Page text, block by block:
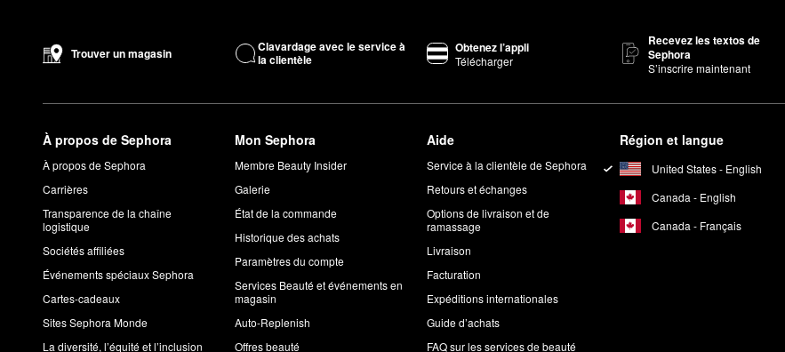
Trouver un magasin
Clavardage avec le service à
la clientèle
Obtenez l’appli
Télécharger
Recevez les textos de
Sephora
S’inscrire maintenant
À propos de Sephora
À propos de Sephora
Carrières
Transparence de la chaîne
logistique
Sociétés affiliées
Événements spéciaux Sephora
Cartes-cadeaux
Sites Sephora Monde
La diversité, l’équité et l’inclusion
Mon Sephora
Membre Beauty Insider
Galerie
État de la commande
Historique des achats
Paramètres du compte
Services Beauté et événements en
magasin
Auto-Replenish
Offres beauté
Aide
Service à la clientèle de Sephora
Retours et échanges
Options de livraison et de
ramassage
Livraison
Facturation
Expéditions internationales
Guide d’achats
FAQ sur les services de beauté
Région et langue
United States - English
Canada - English
Canada - Français